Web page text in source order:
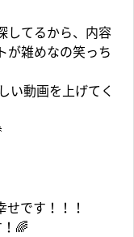
してるから、内容
が雑めなの笑っち
い動画を上げてく
です！！！
🌈